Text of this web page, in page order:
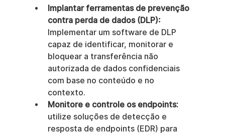
Implantar ferramentas de prevenção
contra perda de dados (DLP):
Implementar um software de DLP
capaz de identificar, monitorar e
bloquear a transferência não
autorizada de dados confidenciais
com base no conteúdo e no
contexto.
Monitore e controle os endpoints:
utilize soluções de detecção e
resposta de endpoints (EDR) para